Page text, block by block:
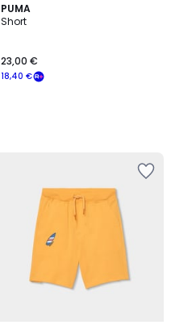
PUMA
Short
18,40 €
23,00 €